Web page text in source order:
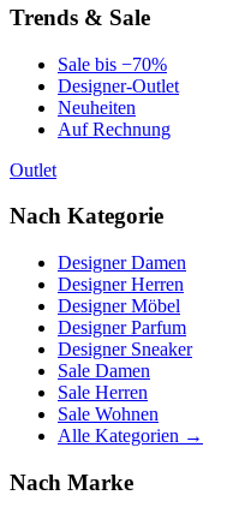
Trends & Sale
Sale bis −70%
Designer-Outlet
Neuheiten
Auf Rechnung
Outlet
Nach Kategorie
Designer Damen
Designer Herren
Designer Möbel
Designer Parfum
Designer Sneaker
Sale Damen
Sale Herren
Sale Wohnen
Alle Kategorien →
Nach Marke